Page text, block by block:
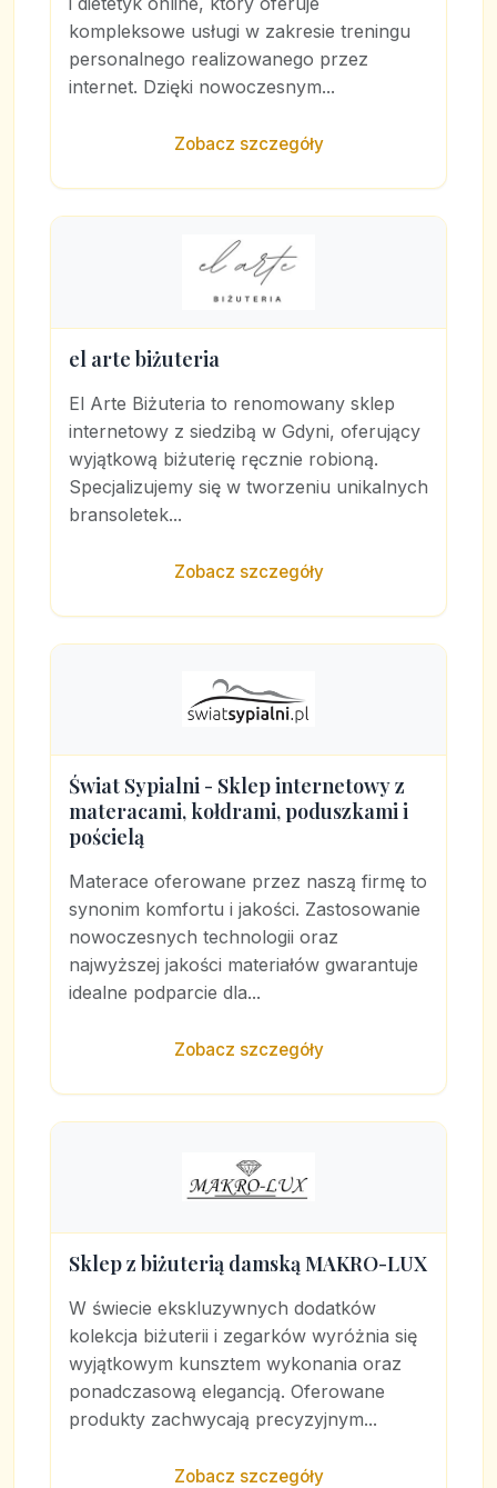
kompleksowe usługi w zakresie treningu
personalnego realizowanego przez
internet. Dzięki nowoczesnym...
Zobacz szczegóły
el arte biżuteria
El Arte Biżuteria to renomowany sklep
internetowy z siedzibą w Gdyni, oferujący
wyjątkową biżuterię ręcznie robioną.
Specjalizujemy się w tworzeniu unikalnych
bransoletek...
Zobacz szczegóły
Świat Sypialni - Sklep internetowy z
materacami, kołdrami, poduszkami i
pościelą
Materace oferowane przez naszą firmę to
synonim komfortu i jakości. Zastosowanie
nowoczesnych technologii oraz
najwyższej jakości materiałów gwarantuje
idealne podparcie dla...
Zobacz szczegóły
Sklep z biżuterią damską MAKRO-LUX
W świecie ekskluzywnych dodatków
kolekcja biżuterii i zegarków wyróżnia się
wyjątkowym kunsztem wykonania oraz
ponadczasową elegancją. Oferowane
produkty zachwycają precyzyjnym...
Zobacz szczegóły